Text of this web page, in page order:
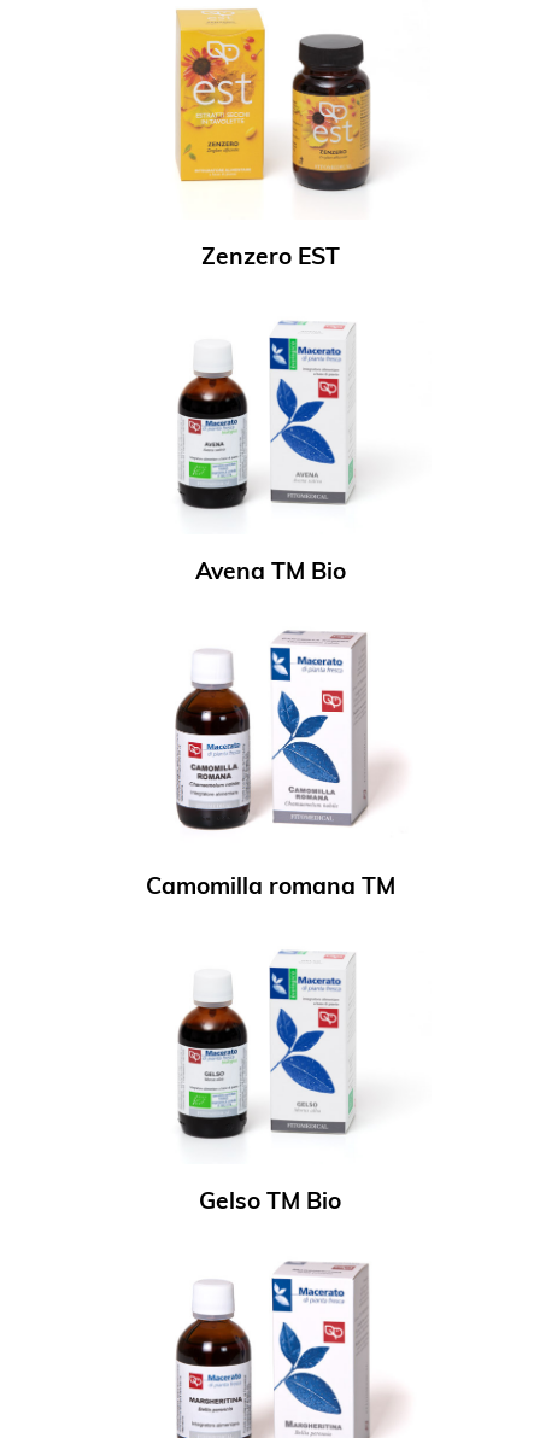
Zenzero EST
Avena TM Bio
Camomilla romana TM
Gelso TM Bio